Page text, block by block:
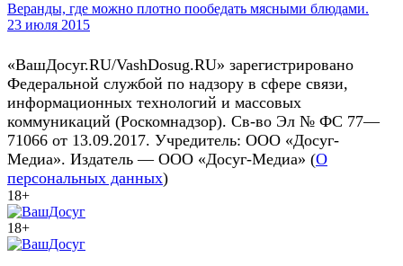
Веранды, где можно плотно пообедать мясными блюдами.
23 июля 2015
«ВашДосуг.RU/VashDosug.RU» зарегистрировано
Федеральной службой по надзору в сфере связи,
информационных технологий и массовых
коммуникаций (Роскомнадзор). Св-во Эл № ФС 77—
71066 от 13.09.2017. Учредитель: ООО «Досуг-
Медиа». Издатель — ООО «Досуг-Медиа» (О
персональных данных)
18+
18+